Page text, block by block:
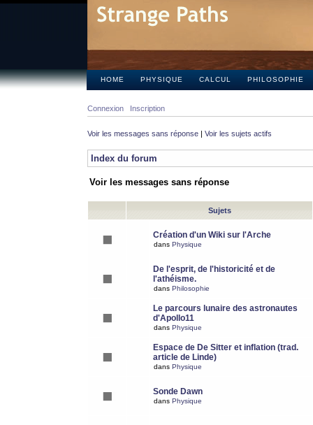
HOME PHYSIQUE CALCUL PHILOSOPHIE
Connexion Inscription
Voir les messages sans réponse | Voir les sujets actifs
Index du forum
Voir les messages sans réponse
Sujets
Création d'un Wiki sur l'Arche
dans Physique
De l'esprit, de l'historicité et de
l'athéisme.
dans Philosophie
Le parcours lunaire des astronautes
d'Apollo11
dans Physique
Espace de De Sitter et inflation (trad.
article de Linde)
dans Physique
Sonde Dawn
dans Physique